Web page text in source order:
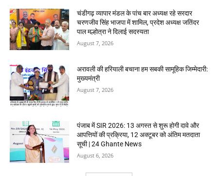
चंडीगढ़ व्यापार मंडल के पांच बार अध्यक्ष रहे सरदार
चरणजीव सिंह भाजपा में शामिल, प्रदेश अध्यक्ष जतिंदर
पाल मल्होत्रा ने दिलाई सदस्यता
August 7, 2026
अरावली की हरियाली बचाना हम सबकी सामूहिक जिम्मेदारी:
मुख्यमंत्री
August 7, 2026
पंजाब में SIR 2026: 13 अगस्त से शुरू होगी दावे और
आपत्तियों की प्रक्रिया, 12 अक्टूबर को अंतिम मतदाता
सूची | 24 Ghante News
August 6, 2026